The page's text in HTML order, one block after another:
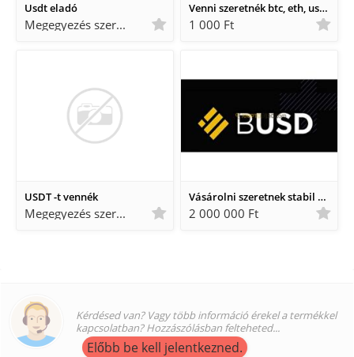
Usdt eladó
Megegyezés szerint Megegyezés szerint
Venni szeretnék btc, eth, usdt és más kriptókat rendszeresen kp-ban.
1 000 Ft
USDT -t vennék
Megegyezés szerint Megegyezés szerint
Vásárolni szeretnek stabil coint
2 000 000 Ft
Kérdésed van? Vagy több információ érekel a termékkel
kapcsolatban? Hozzászólásban felteheted...
Előbb be kell jelentkezned.